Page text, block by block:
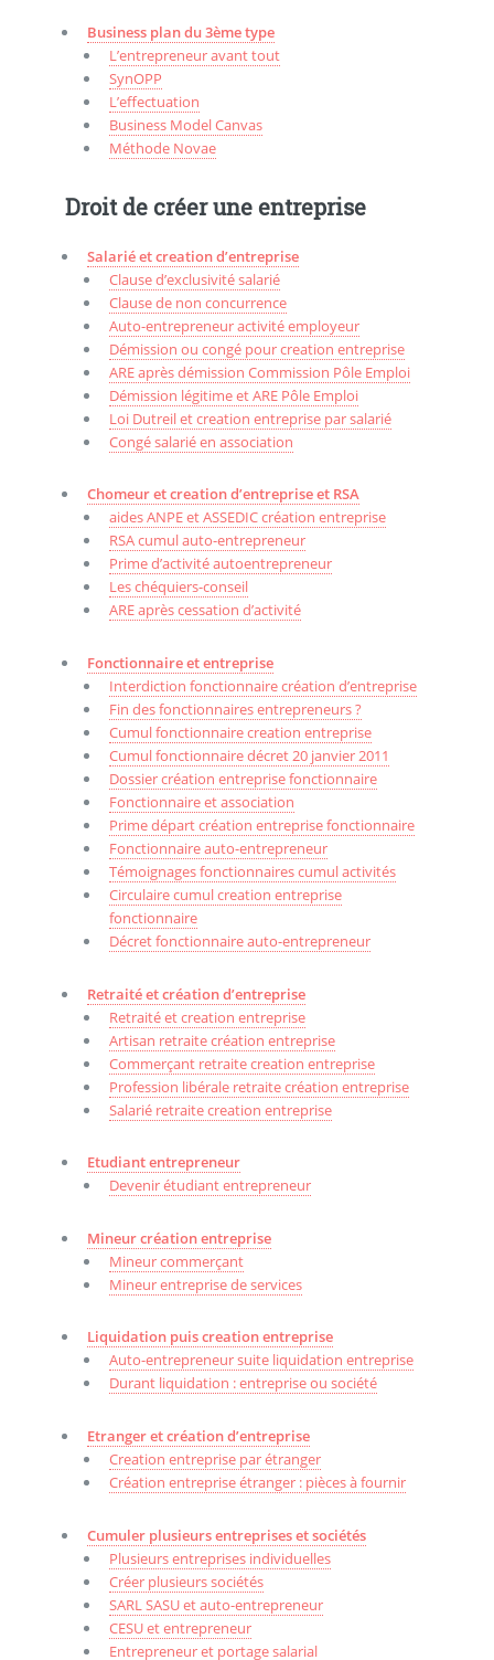
Business plan du 3ème type
L’entrepreneur avant tout
SynOPP
L’effectuation
Business Model Canvas
Méthode Novae
Droit de créer une entreprise
Salarié et creation d’entreprise
Clause d’exclusivité salarié
Clause de non concurrence
Auto-entrepreneur activité employeur
Démission ou congé pour creation entreprise
ARE après démission Commission Pôle Emploi
Démission légitime et ARE Pôle Emploi
Loi Dutreil et creation entreprise par salarié
Congé salarié en association
Chomeur et creation d’entreprise et RSA
aides ANPE et ASSEDIC création entreprise
RSA cumul auto-entrepreneur
Prime d’activité autoentrepreneur
Les chéquiers-conseil
ARE après cessation d’activité
Fonctionnaire et entreprise
Interdiction fonctionnaire création d’entreprise
Fin des fonctionnaires entrepreneurs ?
Cumul fonctionnaire creation entreprise
Cumul fonctionnaire décret 20 janvier 2011
Dossier création entreprise fonctionnaire
Fonctionnaire et association
Prime départ création entreprise fonctionnaire
Fonctionnaire auto-entrepreneur
Témoignages fonctionnaires cumul activités
Circulaire cumul creation entreprise
fonctionnaire
Décret fonctionnaire auto-entrepreneur
Retraité et création d’entreprise
Retraité et creation entreprise
Artisan retraite création entreprise
Commerçant retraite creation entreprise
Profession libérale retraite création entreprise
Salarié retraite creation entreprise
Etudiant entrepreneur
Devenir étudiant entrepreneur
Mineur création entreprise
Mineur commerçant
Mineur entreprise de services
Liquidation puis creation entreprise
Auto-entrepreneur suite liquidation entreprise
Durant liquidation : entreprise ou société
Etranger et création d’entreprise
Creation entreprise par étranger
Création entreprise étranger : pièces à fournir
Cumuler plusieurs entreprises et sociétés
Plusieurs entreprises individuelles
Créer plusieurs sociétés
SARL SASU et auto-entrepreneur
CESU et entrepreneur
Entrepreneur et portage salarial